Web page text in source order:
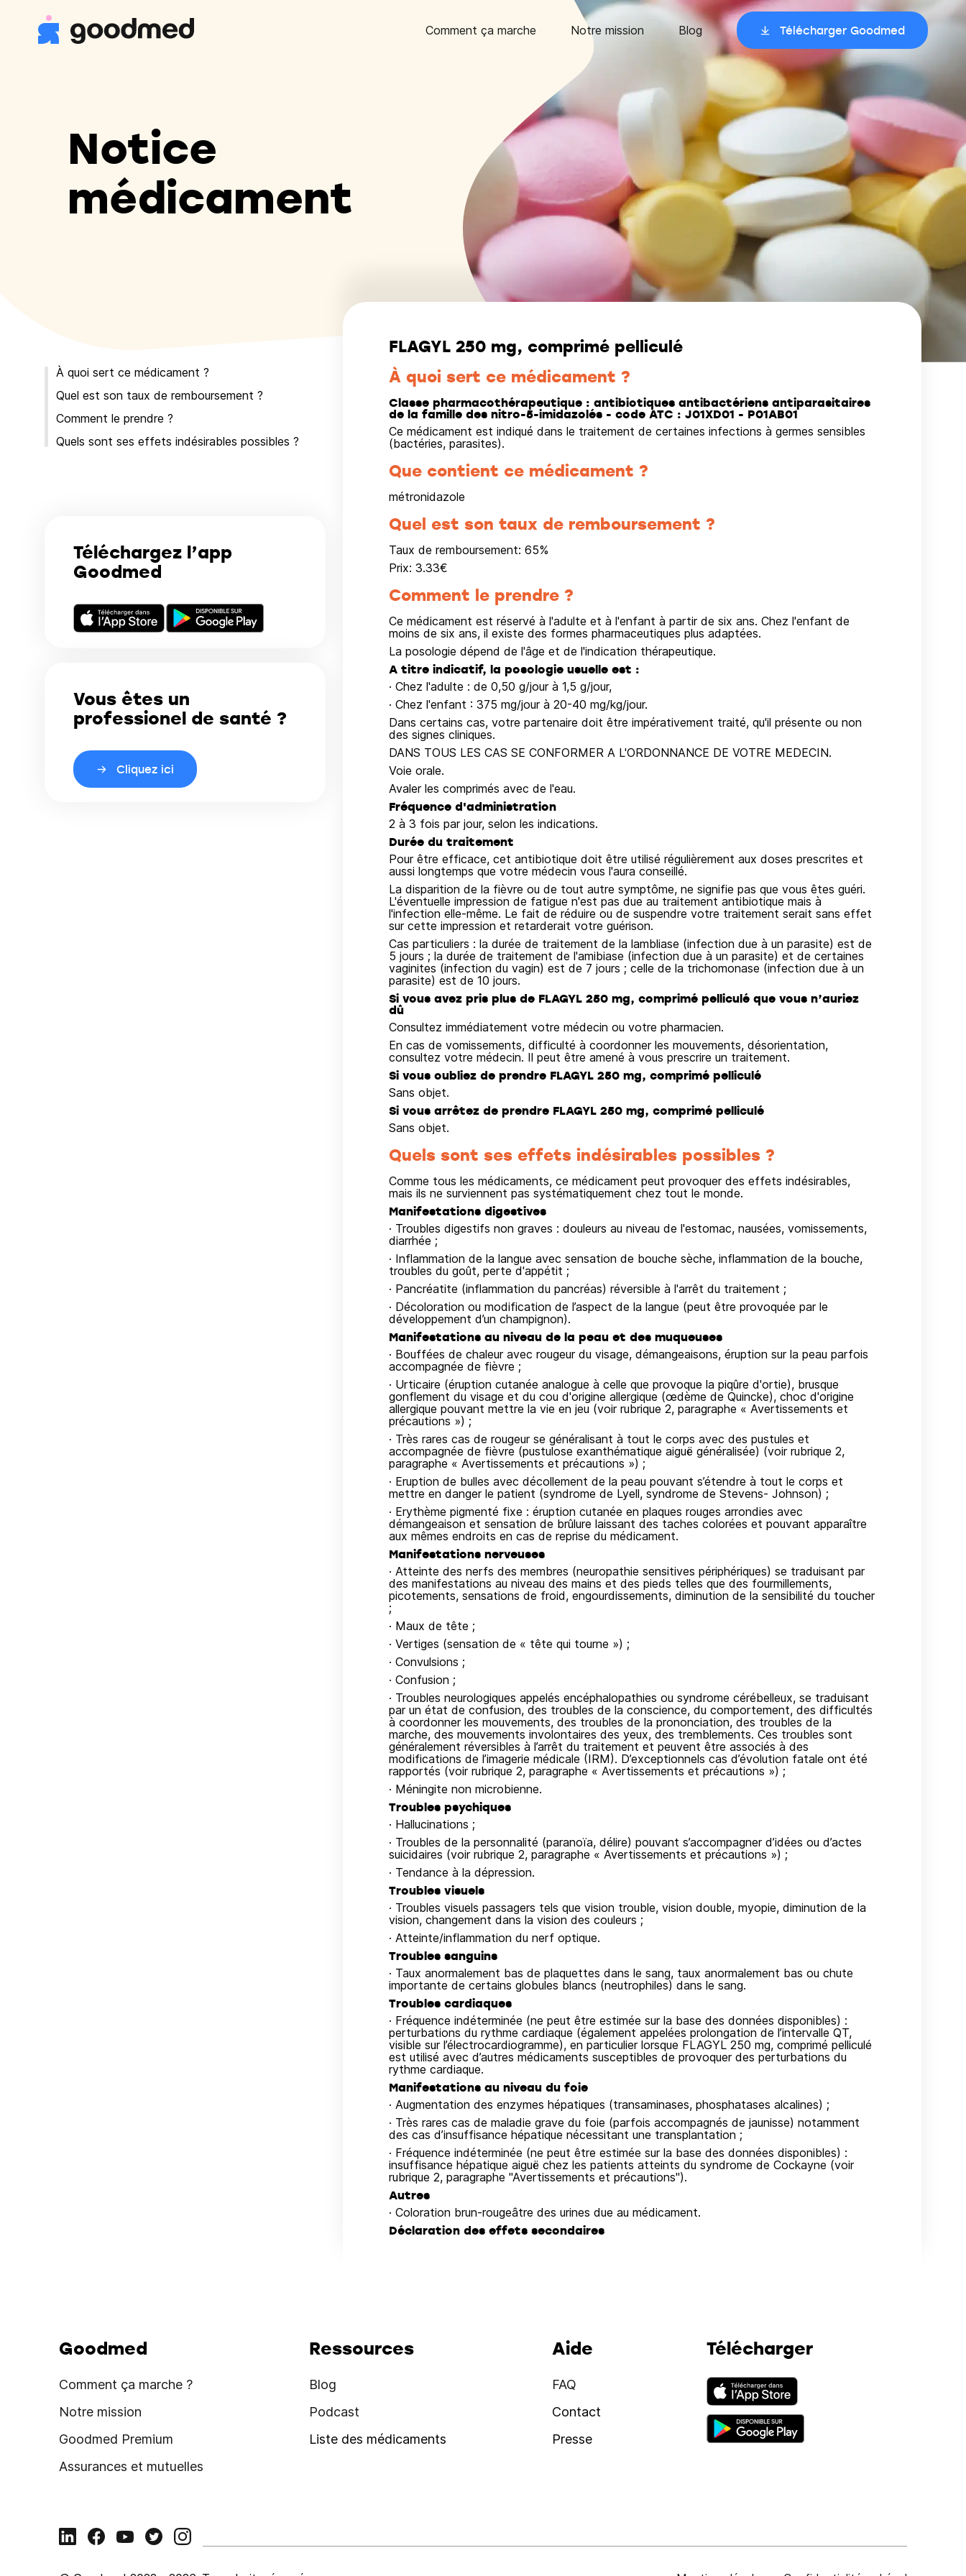
Comment ça marche Notre mission Blog Télécharger Goodmed
Notice
médicament
À quoi sert ce médicament ?
Quel est son taux de remboursement ?
Comment le prendre ?
Quels sont ses effets indésirables possibles ?
Téléchargez l’app
Goodmed
Vous êtes un
professionel de santé ?
Cliquez ici
FLAGYL 250 mg, comprimé pelliculé
À quoi sert ce médicament ?
Classe pharmacothérapeutique : antibiotiques antibactériens antiparasitaires
de la famille des nitro-5-imidazolés - code ATC : J01XD01 - P01AB01
Ce médicament est indiqué dans le traitement de certaines infections à germes sensibles
(bactéries, parasites).
Que contient ce médicament ?
métronidazole
Quel est son taux de remboursement ?
Taux de remboursement: 65%
Prix: 3.33€
Comment le prendre ?
Ce médicament est réservé à l'adulte et à l'enfant à partir de six ans. Chez l'enfant de
moins de six ans, il existe des formes pharmaceutiques plus adaptées.
La posologie dépend de l'âge et de l'indication thérapeutique.
A titre indicatif, la posologie usuelle est :
· Chez l'adulte : de 0,50 g/jour à 1,5 g/jour,
· Chez l'enfant : 375 mg/jour à 20-40 mg/kg/jour.
Dans certains cas, votre partenaire doit être impérativement traité, qu'il présente ou non
des signes cliniques.
DANS TOUS LES CAS SE CONFORMER A L'ORDONNANCE DE VOTRE MEDECIN.
Voie orale.
Avaler les comprimés avec de l'eau.
Fréquence d'administration
2 à 3 fois par jour, selon les indications.
Durée du traitement
Pour être efficace, cet antibiotique doit être utilisé régulièrement aux doses prescrites et
aussi longtemps que votre médecin vous l'aura conseillé.
La disparition de la fièvre ou de tout autre symptôme, ne signifie pas que vous êtes guéri.
L'éventuelle impression de fatigue n'est pas due au traitement antibiotique mais à
l'infection elle-même. Le fait de réduire ou de suspendre votre traitement serait sans effet
sur cette impression et retarderait votre guérison.
Cas particuliers : la durée de traitement de la lambliase (infection due à un parasite) est de
5 jours ; la durée de traitement de l'amibiase (infection due à un parasite) et de certaines
vaginites (infection du vagin) est de 7 jours ; celle de la trichomonase (infection due à un
parasite) est de 10 jours.
Si vous avez pris plus de FLAGYL 250 mg, comprimé pelliculé que vous n’auriez
dû
Consultez immédiatement votre médecin ou votre pharmacien.
En cas de vomissements, difficulté à coordonner les mouvements, désorientation,
consultez votre médecin. Il peut être amené à vous prescrire un traitement.
Si vous oubliez de prendre FLAGYL 250 mg, comprimé pelliculé
Sans objet.
Si vous arrêtez de prendre FLAGYL 250 mg, comprimé pelliculé
Sans objet.
Quels sont ses effets indésirables possibles ?
Comme tous les médicaments, ce médicament peut provoquer des effets indésirables,
mais ils ne surviennent pas systématiquement chez tout le monde.
Manifestations digestives
· Troubles digestifs non graves : douleurs au niveau de l'estomac, nausées, vomissements,
diarrhée ;
· Inflammation de la langue avec sensation de bouche sèche, inflammation de la bouche,
troubles du goût, perte d'appétit ;
· Pancréatite (inflammation du pancréas) réversible à l'arrêt du traitement ;
· Décoloration ou modification de l’aspect de la langue (peut être provoquée par le
développement d’un champignon).
Manifestations au niveau de la peau et des muqueuses
· Bouffées de chaleur avec rougeur du visage, démangeaisons, éruption sur la peau parfois
accompagnée de fièvre ;
· Urticaire (éruption cutanée analogue à celle que provoque la piqûre d'ortie), brusque
gonflement du visage et du cou d'origine allergique (œdème de Quincke), choc d'origine
allergique pouvant mettre la vie en jeu (voir rubrique 2, paragraphe « Avertissements et
précautions ») ;
· Très rares cas de rougeur se généralisant à tout le corps avec des pustules et
accompagnée de fièvre (pustulose exanthématique aiguë généralisée) (voir rubrique 2,
paragraphe « Avertissements et précautions ») ;
· Eruption de bulles avec décollement de la peau pouvant s’étendre à tout le corps et
mettre en danger le patient (syndrome de Lyell, syndrome de Stevens- Johnson) ;
· Erythème pigmenté fixe : éruption cutanée en plaques rouges arrondies avec
démangeaison et sensation de brûlure laissant des taches colorées et pouvant apparaître
aux mêmes endroits en cas de reprise du médicament.
Manifestations nerveuses
· Atteinte des nerfs des membres (neuropathie sensitives périphériques) se traduisant par
des manifestations au niveau des mains et des pieds telles que des fourmillements,
picotements, sensations de froid, engourdissements, diminution de la sensibilité du toucher
;
· Maux de tête ;
· Vertiges (sensation de « tête qui tourne ») ;
· Convulsions ;
· Confusion ;
· Troubles neurologiques appelés encéphalopathies ou syndrome cérébelleux, se traduisant
par un état de confusion, des troubles de la conscience, du comportement, des difficultés
à coordonner les mouvements, des troubles de la prononciation, des troubles de la
marche, des mouvements involontaires des yeux, des tremblements. Ces troubles sont
généralement réversibles à l’arrêt du traitement et peuvent être associés à des
modifications de l’imagerie médicale (IRM). D’exceptionnels cas d’évolution fatale ont été
rapportés (voir rubrique 2, paragraphe « Avertissements et précautions ») ;
· Méningite non microbienne.
Troubles psychiques
· Hallucinations ;
· Troubles de la personnalité (paranoïa, délire) pouvant s’accompagner d’idées ou d’actes
suicidaires (voir rubrique 2, paragraphe « Avertissements et précautions ») ;
· Tendance à la dépression.
Troubles visuels
· Troubles visuels passagers tels que vision trouble, vision double, myopie, diminution de la
vision, changement dans la vision des couleurs ;
· Atteinte/inflammation du nerf optique.
Troubles sanguins
· Taux anormalement bas de plaquettes dans le sang, taux anormalement bas ou chute
importante de certains globules blancs (neutrophiles) dans le sang.
Troubles cardiaques
· Fréquence indéterminée (ne peut être estimée sur la base des données disponibles) :
perturbations du rythme cardiaque (également appelées prolongation de l’intervalle QT,
visible sur l’électrocardiogramme), en particulier lorsque FLAGYL 250 mg, comprimé pelliculé
est utilisé avec d’autres médicaments susceptibles de provoquer des perturbations du
rythme cardiaque.
Manifestations au niveau du foie
· Augmentation des enzymes hépatiques (transaminases, phosphatases alcalines) ;
· Très rares cas de maladie grave du foie (parfois accompagnés de jaunisse) notamment
des cas d’insuffisance hépatique nécessitant une transplantation ;
· Fréquence indéterminée (ne peut être estimée sur la base des données disponibles) :
insuffisance hépatique aiguë chez les patients atteints du syndrome de Cockayne (voir
rubrique 2, paragraphe "Avertissements et précautions").
Autres
· Coloration brun-rougeâtre des urines due au médicament.
Déclaration des effets secondaires
Goodmed
Comment ça marche ?
Notre mission
Goodmed Premium
Assurances et mutuelles
Ressources
Blog
Podcast
Liste des médicaments
Aide
FAQ
Contact
Presse
Télécharger